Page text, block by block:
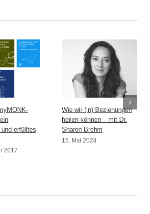
erfülltes
2017
Wie wir (in) Beziehungen
heilen können – mit Dr.
Sharon Brehm
15. Mai 2024